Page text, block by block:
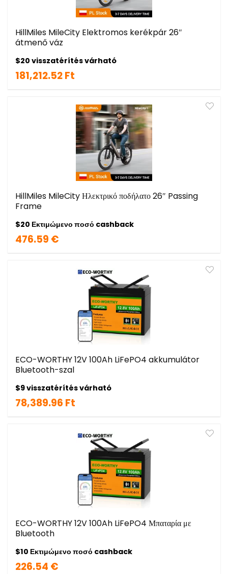
HillMiles MileCity Elektromos kerékpár 26″
átmenő váz
$20 visszatérítés várható
181,212.52 Ft
HillMiles MileCity Ηλεκτρικό ποδήλατο 26″ Passing
Frame
$20 Εκτιμώμενο ποσό cashback
476.59 €
ECO-WORTHY 12V 100Ah LiFePO4 akkumulátor
Bluetooth-szal
$9 visszatérítés várható
78,389.96 Ft
ECO-WORTHY 12V 100Ah LiFePO4 Μπαταρία με
Bluetooth
$10 Εκτιμώμενο ποσό cashback
226.54 €